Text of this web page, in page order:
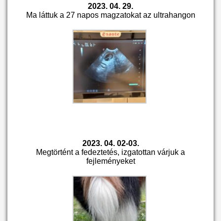
2023. 04. 29.
Ma láttuk a 27 napos magzatokat az ultrahangon
2023. 04. 02-03.
Megtörtént a fedeztetés, izgatottan várjuk a
fejleményeket